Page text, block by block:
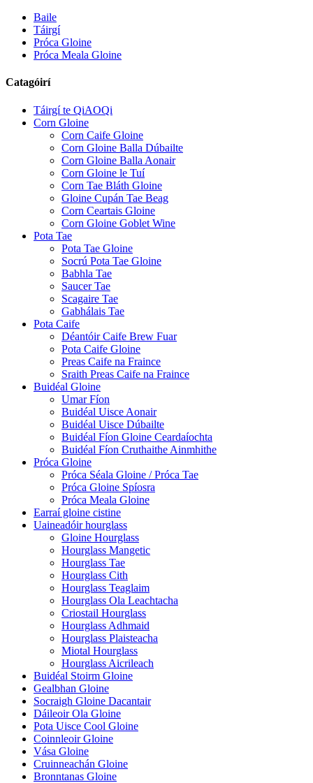
Baile
Táirgí
Próca Gloine
Próca Meala Gloine
Catagóirí
Táirgí te QiAOQi
Corn Gloine
Corn Caife Gloine
Corn Gloine Balla Dúbailte
Corn Gloine Balla Aonair
Corn Gloine le Tuí
Corn Tae Bláth Gloine
Gloine Cupán Tae Beag
Corn Ceartais Gloine
Corn Gloine Goblet Wine
Pota Tae
Pota Tae Gloine
Socrú Pota Tae Gloine
Babhla Tae
Saucer Tae
Scagaire Tae
Gabhálais Tae
Pota Caife
Déantóir Caife Brew Fuar
Pota Caife Gloine
Preas Caife na Fraince
Sraith Preas Caife na Fraince
Buidéal Gloine
Umar Fíon
Buidéal Uisce Aonair
Buidéal Uisce Dúbailte
Buidéal Fíon Gloine Ceardaíochta
Buidéal Fíon Cruthaithe Ainmhithe
Próca Gloine
Próca Séala Gloine / Próca Tae
Próca Gloine Spíosra
Próca Meala Gloine
Earraí gloine cistine
Uaineadóir hourglass
Gloine Hourglass
Hourglass Mangetic
Hourglass Tae
Hourglass Cith
Hourglass Teaglaim
Hourglass Ola Leachtacha
Criostail Hourglass
Hourglass Adhmaid
Hourglass Plaisteacha
Miotal Hourglass
Hourglass Aicrileach
Buidéal Stoirm Gloine
Gealbhan Gloine
Socraigh Gloine Dacantair
Dáileoir Ola Gloine
Pota Uisce Cool Gloine
Coinnleoir Gloine
Vása Gloine
Cruinneachán Gloine
Bronntanas Gloine